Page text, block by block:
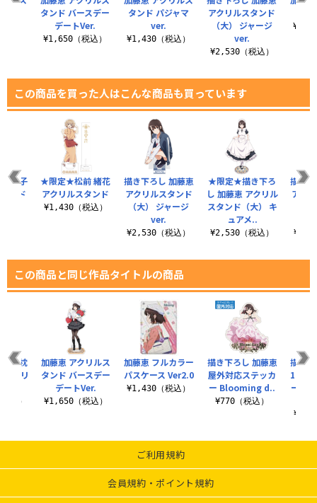
タンド パジャマ
ver.
¥1,430（税込）
アクリルスタンド
（大） ジャージ
ver.
¥2,530（税込）
タンド バースデー
デートVer.
¥1,650（税込）
この商品を買った人はこんな商品も買っています
描き下ろし 加藤恵
アクリルスタンド
（大） ジャージ
ver.
¥2,530（税込）
★限定★描き下ろ
し 加藤恵 アクリル
スタンド（大） キ
ュアメ..
¥2,530（税込）
描き
アク
民子
ンド
★限定★松前 緒花
アクリルスタンド
¥1,430（税込）
この商品と同じ作品タイトルの商品
加藤恵 フルカラー
パスケース Ver2.0
¥1,430（税込）
描き下ろし 加藤恵
屋外対応ステッカ
ー Blooming d..
¥770（税込）
描き
ー バ
き枕
トリ
込）
加藤恵 アクリルス
タンド バースデー
デートVer.
¥1,650（税込）
ご利用規約
会員規約・ポイント規約